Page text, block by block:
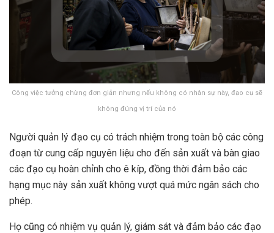
Công việc tưởng chừng đơn giản nhưng nếu không có nhân sự này, đạo cụ sẽ
không đúng vị trí của nó
Người quản lý đạo cụ có trách nhiệm trong toàn bộ các công
đoạn từ cung cấp nguyên liệu cho đến sản xuất và bàn giao
các đạo cụ hoàn chỉnh cho ê kíp, đồng thời đảm bảo các
hạng mục này sản xuất không vượt quá mức ngân sách cho
phép.
Họ cũng có nhiệm vụ quản lý, giám sát và đảm bảo các đạo